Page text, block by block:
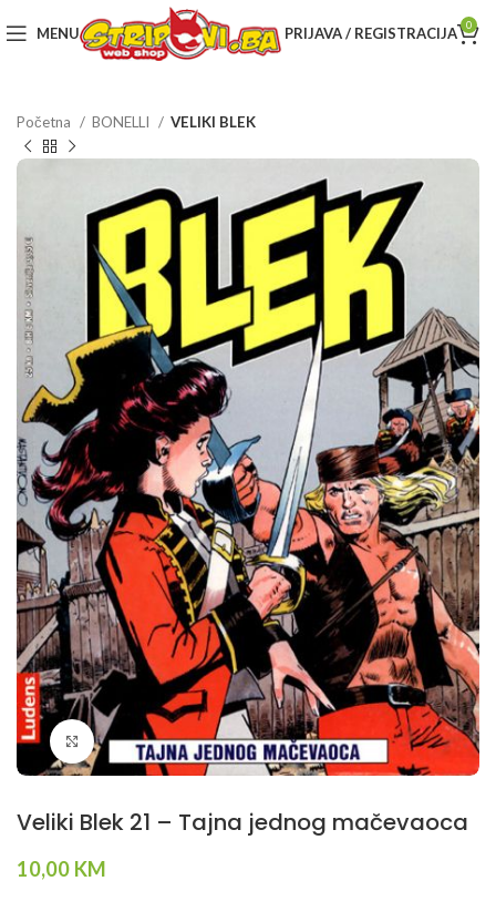
MENU PRIJAVA / REGISTRACIJA 0
Početna BONELLI VELIKI BLEK
Klikni da povečaš
Veliki Blek 21 – Tajna jednog mačevaoca
10,00 KM